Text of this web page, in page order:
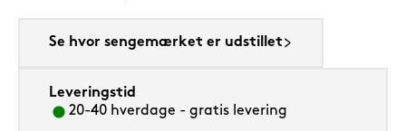
Se hvor sengemærket er udstillet
Leveringstid
20-40 hverdage - gratis levering